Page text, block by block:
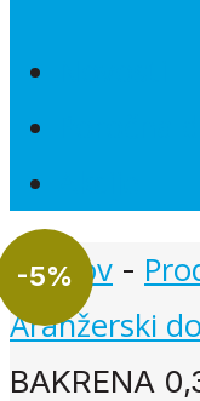
Domov -
Aranžerski
BAKRENA
-5%